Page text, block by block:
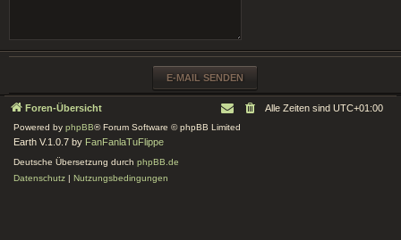
Foren-Übersicht Alle Zeiten sind UTC+01:00
Powered by phpBB® Forum Software © phpBB Limited
Earth V.1.0.7 by FanFanlaTuFlippe
Deutsche Übersetzung durch phpBB.de
Datenschutz | Nutzungsbedingungen